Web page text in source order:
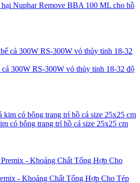
Nuphar Remove BBA 100 ML cho hồ
cá 300W RS-300W vỏ thủy tinh 18-32 độ
có bông trang trí hồ cá size 25x25 cm
- Khoáng Chất Tổng Hợp Cho Tép